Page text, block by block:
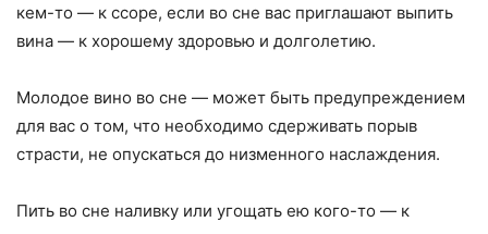
кем-то — к ссоре, если во сне вас приглашают выпить
вина — к хорошему здоровью и долголетию.
Молодое вино во сне — может быть предупреждением
для вас о том, что необходимо сдерживать порыв
страсти, не опускаться до низменного наслаждения.
Пить во сне наливку или угощать ею кого-то — к